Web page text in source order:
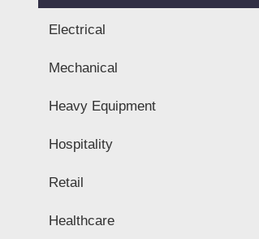
Electrical
Mechanical
Heavy Equipment
Hospitality
Retail
Healthcare